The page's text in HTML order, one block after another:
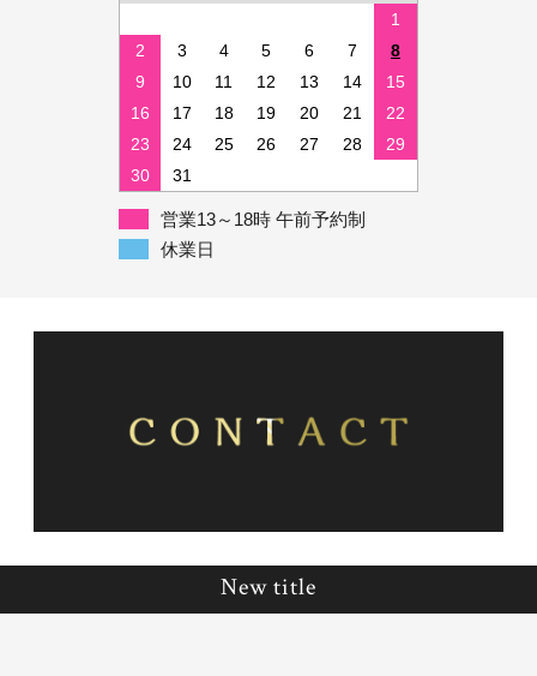
1
2
3 4 5 6 7
8
9
10 11 12 13 14
15
16
17 18 19 20 21
22
23
24 25 26 27 28
29
30
31
営業13～18時 午前予約制
休業日
New title